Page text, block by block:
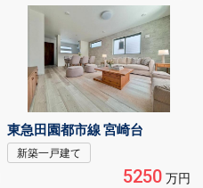
東急田園都市線 宮崎台
新築一戸建て
5250万円